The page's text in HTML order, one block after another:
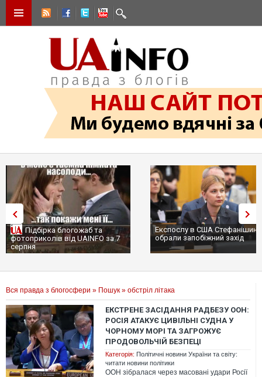
Підбірка блогожаб та
фотоприколів від UAINFO за 7
серпня
Експослу в США
обрали запобіжний захід
Вся правда з блогосфери » Пошук » обстріл літака
ЕКСТРЕНЕ ЗАСІДАННЯ РАДБЕЗУ ООН:
РОСІЯ АТАКУЄ ЦИВІЛЬНІ СУДНА У
ЧОРНОМУ МОРІ ТА ЗАГРОЖУЄ
ПРОДОВОЛЬЧІЙ БЕЗПЕЦІ
Категорія: Політичні новини України та світу:
читати новини політики
ООН зібралася через масовані удари Росії